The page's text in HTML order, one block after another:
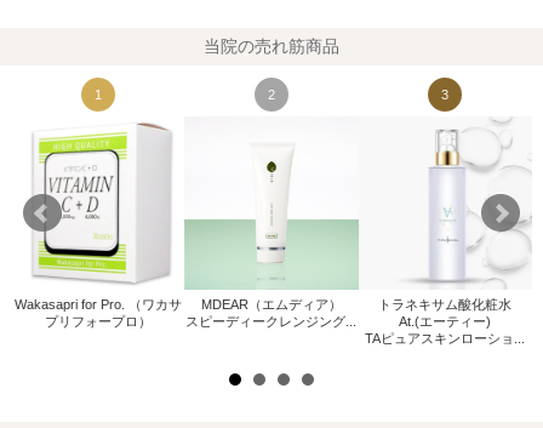
当院の売れ筋商品
1
Wakasapri for Pro. （ワカサ
プリフォープロ）
2
MDEAR（エムディア）
スピーディークレンジング...
3
トラネキサム酸化粧水
At.(エーティー)
TAピュアスキンローショ...